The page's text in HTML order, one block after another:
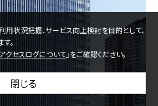
用状況把握、サービス向上検討を目的として、
。
クセスログについて」をご確認ください。
閉じる